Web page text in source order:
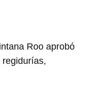
Roo aprobó
regidurías,